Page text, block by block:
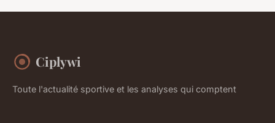
Ciplywi
Toute l'actualité sportive et les analyses qui comptent